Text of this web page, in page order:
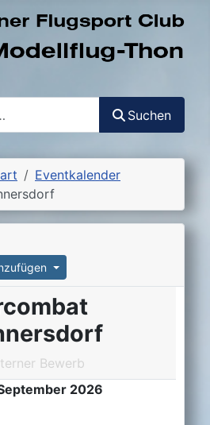
Suchen
Eventkalender
Bewerb
2026